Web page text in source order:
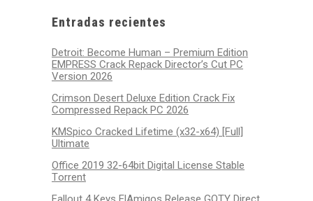
Entradas recientes
Detroit: Become Human – Premium Edition
EMPRESS Crack Repack Director’s Cut PC
Version 2026
Crimson Desert Deluxe Edition Crack Fix
Compressed Repack PC 2026
KMSpico Cracked Lifetime (x32-x64) [Full]
Ultimate
Office 2019 32-64bit Digital License Stable
Tоrrеnt